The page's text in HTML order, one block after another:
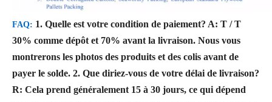
FAQ: 1. Quelle est votre condition de paiement? A: T / T
30% comme dépôt et 70% avant la livraison. Nous vous
montrerons les photos des produits et des colis avant de
payer le solde. 2. Que diriez-vous de votre délai de livraison?
R: Cela prend généralement 15 à 30 jours, ce qui dépend